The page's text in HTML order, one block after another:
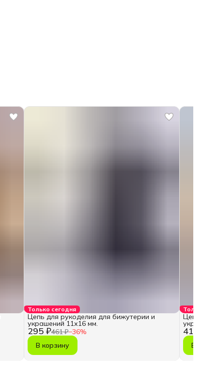
Только сегодня
295 ₽461 ₽−36%
Цепь для рукоделия для бижутерии и
украшений 11х16 мм.
В корзину
410
В